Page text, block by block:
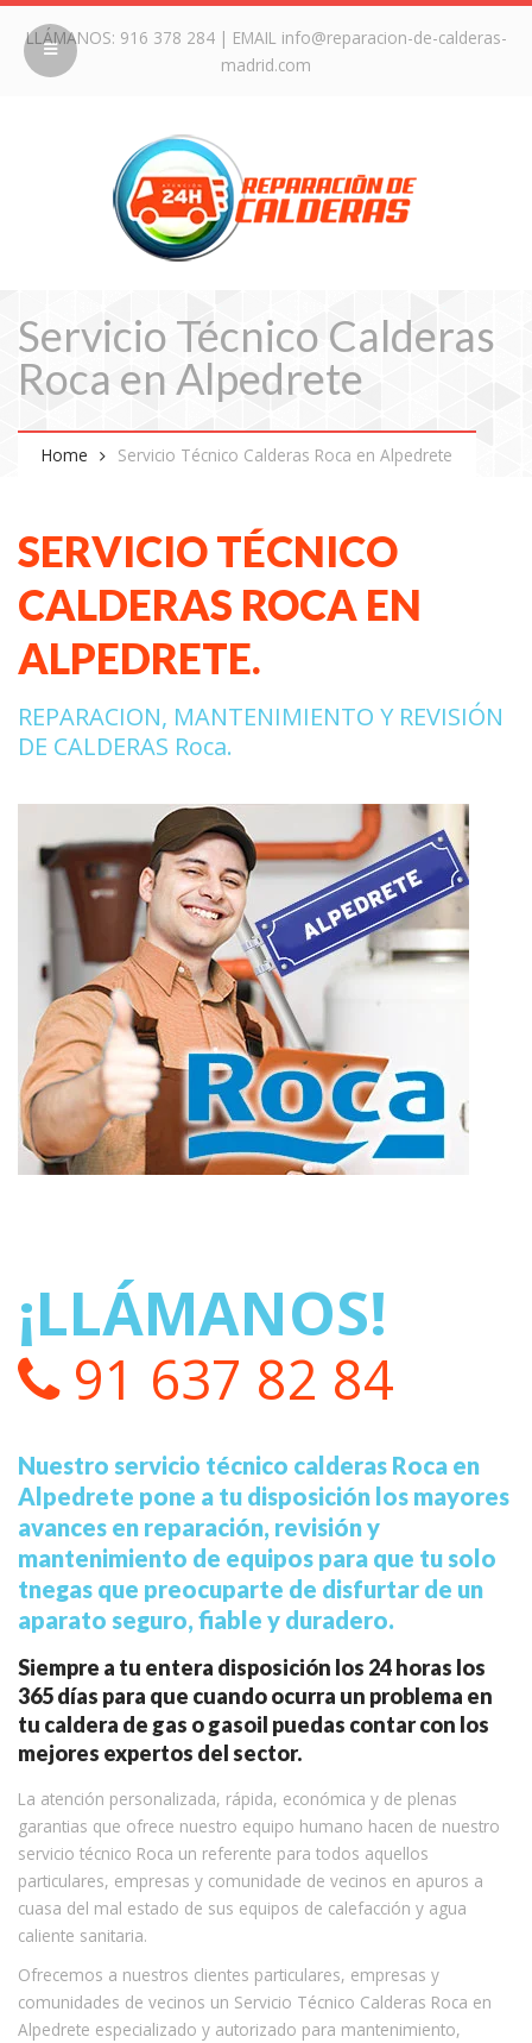
LLÁMANOS: 916 378 284| EMAIL info@reparacion-de-calderas-
madrid.com
Servicio Técnico Calderas
Roca en Alpedrete
Home Servicio Técnico Calderas Roca en Alpedrete
SERVICIO TÉCNICO
CALDERAS ROCA EN
ALPEDRETE.
REPARACION, MANTENIMIENTO Y REVISIÓN
DE CALDERAS Roca.
¡LLÁMANOS!
91 637 82 84
Nuestro servicio técnico calderas Roca en
Alpedrete pone a tu disposición los mayores
avances en reparación, revisión y
mantenimiento de equipos para que tu solo
tnegas que preocuparte de disfurtar de un
aparato seguro, fiable y duradero.
Siempre a tu entera disposición los 24 horas los
365 días para que cuando ocurra un problema en
tu caldera de gas o gasoil puedas contar con los
mejores expertos del sector.
La atención personalizada, rápida, económica y de plenas
garantias que ofrece nuestro equipo humano hacen de nuestro
servicio técnico Roca un referente para todos aquellos
particulares, empresas y comunidade de vecinos en apuros a
cuasa del mal estado de sus equipos de calefacción y agua
caliente sanitaria.
Ofrecemos a nuestros clientes particulares, empresas y
comunidades de vecinos un Servicio Técnico Calderas Roca en
Alpedrete especializado y autorizado para mantenimiento,